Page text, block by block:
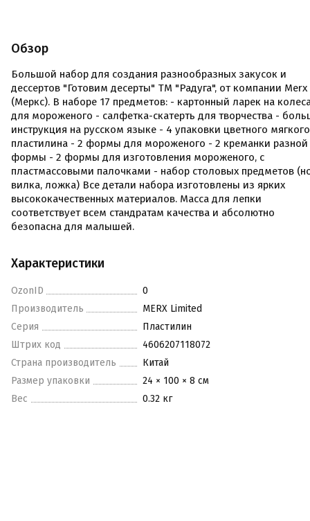
Обзор
Большой набор для создания разнообразных закусок и
дессертов "Готовим десерты" ТМ "Радуга", от компании Merx
(Меркс). В наборе 17 предметов: - картонный ларек на
для мороженого - салфетка-скатерть для творчества -
инструкция на русском языке - 4 упаковки цветного мягкого
пластилина - 2 формы для мороженого - 2 креманки разной
формы - 2 формы для изготовления мороженого, с
пластмассовыми палочками - набор столовых предметов
вилка, ложка) Все детали набора изготовлены из ярких
высококачественных материалов. Масса для лепки
соответствует всем стандратам качества и абсолютно
безопасна для малышей.
Характеристики
OzonID
0
Производитель
MERX Limited
Серия
Пластилин
Штрих код
4606207118072
Страна производитель
Китай
Размер упаковки
24 × 100 × 8 см
Вес
0.32 кг